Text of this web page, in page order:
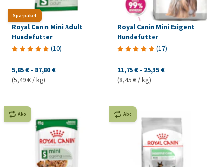
Sparpaket
Royal Canin Mini Adult
Hundefutter
(10)
5,85 € - 87,80 €
(5,49 € / kg)
Royal Canin Mini Exigent
Hundefutter
(17)
11,75 € - 25,35 €
(8,45 € / kg)
Abo Abo